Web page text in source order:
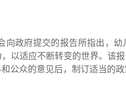
政府提交的报告所指出，
以适应不断转变的世界。该
公众的意见后，制订适当的政